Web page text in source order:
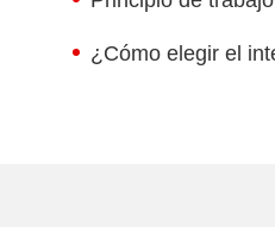
uso comercial
Bomba booster de
¿Cómo elegir el